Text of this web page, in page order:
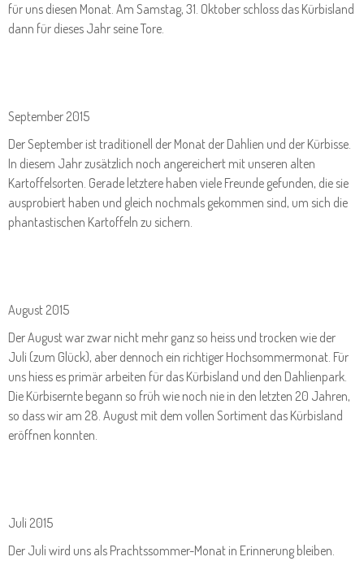
für uns diesen Monat. Am Samstag, 31. Oktober schloss das Kürbisland
dann für dieses Jahr seine Tore.
September 2015
Der September ist traditionell der Monat der Dahlien und der Kürbisse.
In diesem Jahr zusätzlich noch angereichert mit unseren alten
Kartoffelsorten. Gerade letztere haben viele Freunde gefunden, die sie
ausprobiert haben und gleich nochmals gekommen sind, um sich die
phantastischen Kartoffeln zu sichern.
August 2015
Der August war zwar nicht mehr ganz so heiss und trocken wie der
Juli (zum Glück), aber dennoch ein richtiger Hochsommermonat. Für
uns hiess es primär arbeiten für das Kürbisland und den Dahlienpark.
Die Kürbisernte begann so früh wie noch nie in den letzten 20 Jahren,
so dass wir am 28. August mit dem vollen Sortiment das Kürbisland
eröffnen konnten.
Juli 2015
Der Juli wird uns als Prachtssommer-Monat in Erinnerung bleiben.